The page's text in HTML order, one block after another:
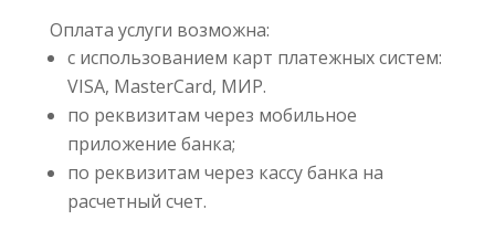
Оплата услуги возможна:
с использованием карт платежных систем:
VISA, MasterCard, МИР.
по реквизитам через мобильное
приложение банка;
по реквизитам через кассу банка на
расчетный счет.